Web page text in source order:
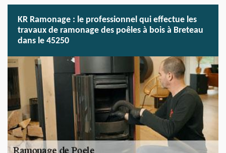
KR Ramonage : le professionnel qui effectue les
travaux de ramonage des poêles à bois à Breteau
dans le 45250